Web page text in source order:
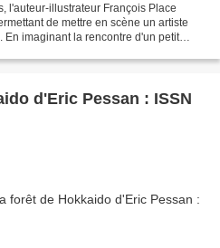
l'auteur-illustrateur François Place
de mettre en scène un artiste
imaginant la rencontre d'un petit
d'Eric Pessan : ISSN